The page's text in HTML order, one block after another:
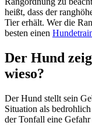
heißt, dass der
Tier erhält. Wer die
besten einen
Der Hund
wieso?
Der Hund stellt sein
Situation als
der Tonfall eine